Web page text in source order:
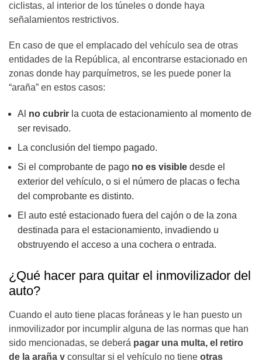
ciclistas, al interior de los túneles o donde haya
señalamientos restrictivos.
En caso de que el emplacado del vehículo sea de otras
entidades de la República, al encontrarse estacionado en
zonas donde hay parquímetros, se les puede poner la
“araña” en estos casos:
Al no cubrir la cuota de estacionamiento al momento de
ser revisado.
La conclusión del tiempo pagado.
Si el comprobante de pago no es visible desde el
exterior del vehículo, o si el número de placas o fecha
del comprobante es distinto.
El auto esté estacionado fuera del cajón o de la zona
destinada para el estacionamiento, invadiendo u
obstruyendo el acceso a una cochera o entrada.
¿Qué hacer para quitar el inmovilizador del
auto?
Cuando el auto tiene placas foráneas y le han puesto un
inmovilizador por incumplir alguna de las normas que han
sido mencionadas, se deberá pagar una multa, el retiro
de la araña y consultar si el vehículo no tiene otras